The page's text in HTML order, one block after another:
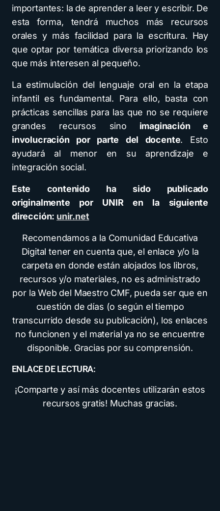
importantes: la de aprender a leer y escribir. De
esta forma, tendrá muchos más recursos
orales y más facilidad para la escritura. Hay
que optar por temática diversa priorizando los
que más interesen al pequeño.
La estimulación del lenguaje oral en la etapa
infantil es fundamental. Para ello, basta con
prácticas sencillas para las que no se requiere
grandes recursos sino imaginación e
involucración por parte del docente. Esto
ayudará al menor en su aprendizaje e
integración social.
Este contenido ha sido publicado
originalmente por UNIR en la siguiente
dirección: unir.net
Recomendamos a la Comunidad Educativa
Digital tener en cuenta que, el enlace y/o la
carpeta en donde están alojados los libros,
recursos y/o materiales, no es administrado
por la Web del Maestro CMF, pueda ser que en
cuestión de días (o según el tiempo
transcurrido desde su publicación), los enlaces
no funcionen y el material ya no se encuentre
disponible. Gracias por su comprensión.
ENLACE DE LECTURA:
¡Comparte y así más docentes utilizarán estos
recursos gratis! Muchas gracias.